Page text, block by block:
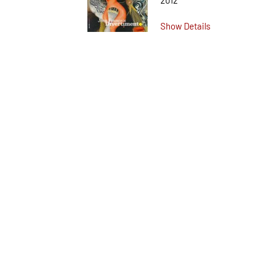
Show Details